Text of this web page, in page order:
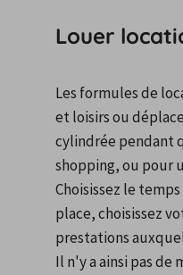
Louer
Les formules de
et loisirs ou
cylindrée pendant
shopping, ou pour
Choisissez le
place, choisissez
prestations
Il n'y a ainsi pas de